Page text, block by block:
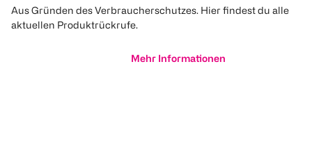
Aus Gründen des Verbraucherschutzes. Hier findest du alle
aktuellen Produktrückrufe.
Mehr Informationen